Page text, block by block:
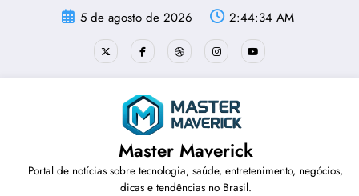
5 de agosto de 2026 2:44:35 AM
Master Maverick
Portal de notícias sobre tecnologia, saúde, entretenimento, negócios,
dicas e tendências no Brasil.